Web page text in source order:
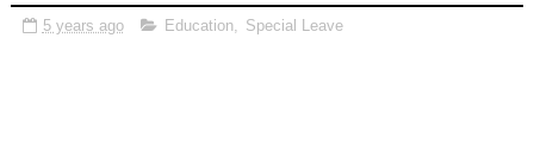
5 years ago Education, Special Leave